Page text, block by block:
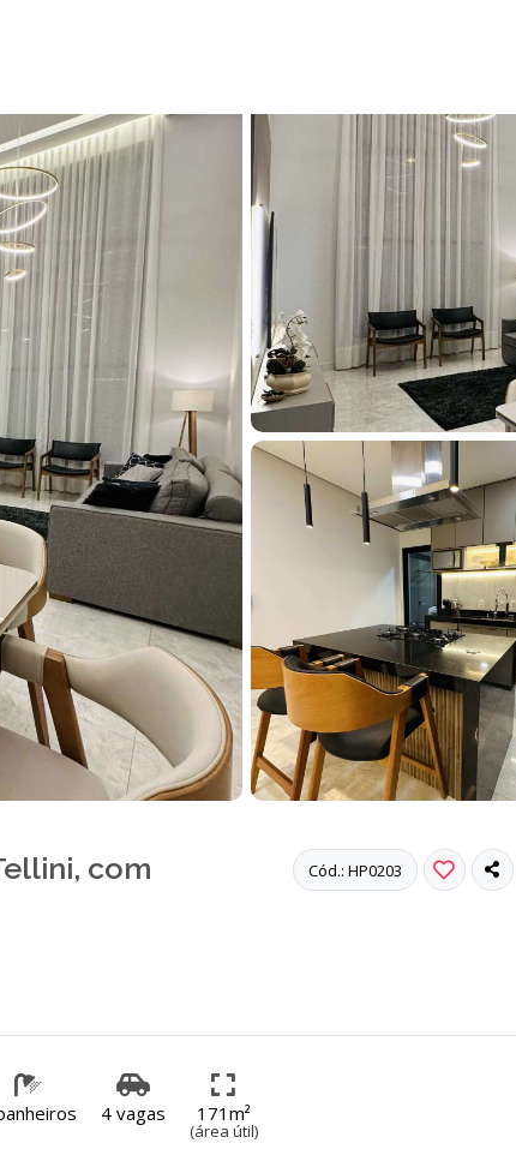
com 3 quartos, 171m² - Cód. HP0203
Cód.: HP0203
com
4 vagas 171m²
(área útil)